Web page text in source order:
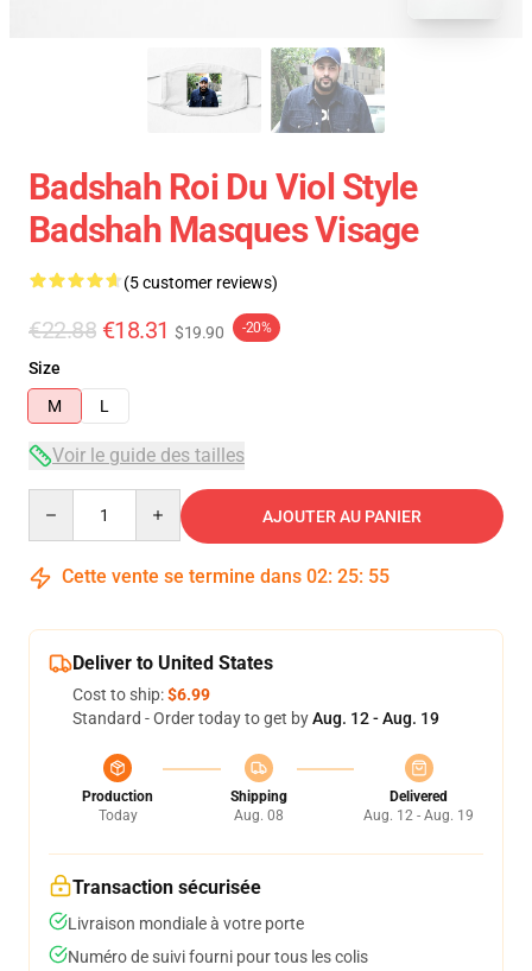
Badshah Roi Du Viol Style
Badshah Masques Visage
(5 customer reviews)
€22.88 €18.31 $19.90 -20%
Size
M
L
Voir le guide des tailles
AJOUTER AU PANIER
Cette vente se termine dans 02: 25: 54
Deliver to United States
Cost to ship:$6.99
Standard - Order today to get byAug. 12 - Aug. 19
Production
Today
Shipping
Aug. 08
Delivered
Aug. 12 - Aug. 19
Transaction sécurisée
Livraison mondiale à votre porte
Numéro de suivi fourni pour tous les colis